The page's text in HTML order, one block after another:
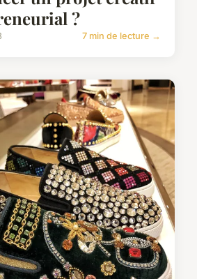
?
7 min de lecture →